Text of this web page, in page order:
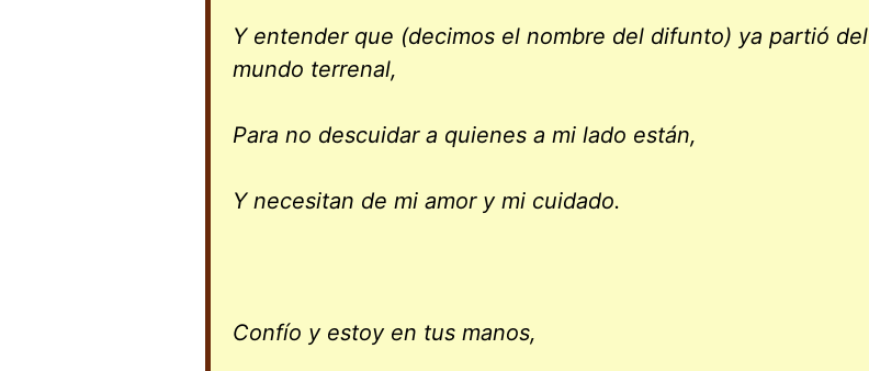
Y entender que (decimos el nombre del difunto) ya partió del
mundo terrenal,
Para no descuidar a quienes a mi lado están,
Y necesitan de mi amor y mi cuidado.
Confío y estoy en tus manos,